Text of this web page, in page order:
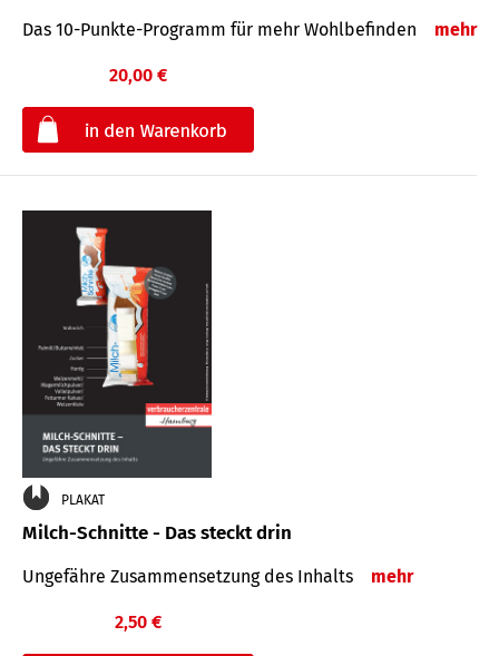
Das 10-Punkte-Programm für mehr Wohlbefinden mehr
20,00 €
PLAKAT
Milch-Schnitte - Das steckt drin
Ungefähre Zu­sammen­setzung des Inhalts mehr
2,50 €